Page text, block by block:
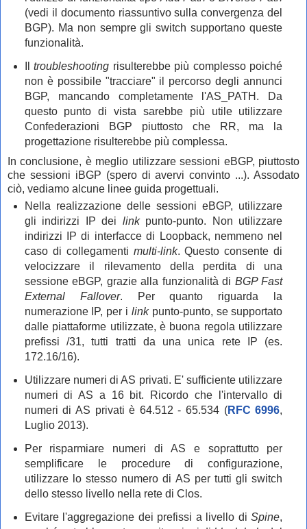
(vedi il documento riassuntivo sulla convergenza del
BGP). Ma non sempre gli switch supportano queste
funzionalità.
Iltroubleshooting risulterebbe più complesso poiché
non è possibile "tracciare" il percorso degli annunci
BGP, mancando completamente l'AS_PATH. Da
questo punto di vista sarebbe più utile utilizzare
Confederazioni BGP piuttosto che RR, ma la
progettazione risulterebbe più complessa.
In conclusione, è meglio utilizzare sessioni eBGP, piuttosto
che sessioni iBGP (spero di avervi convinto ...). Assodato
ciò, vediamo alcune linee guida progettuali.
Nella realizzazione delle sessioni eBGP, utilizzare
gli indirizzi IP dei linkpunto-punto. Non utilizzare
indirizzi IP di interfacce di Loopback, nemmeno nel
caso di collegamenti multi-link. Questo consente di
velocizzare il rilevamento della perdita di una
sessione eBGP, grazie alla funzionalità di BGP Fast
External Fallover. Per quanto riguarda la
numerazione IP, per i link punto-punto, se supportato
dalle piattaforme utilizzate, è buona regola utilizzare
prefissi /31, tutti tratti da una unica rete IP (es.
172.16/16).
Utilizzare numeri di AS privati. E' sufficiente utilizzare
numeri di AS a 16 bit. Ricordo che l'intervallo di
numeri di AS privati è 64.512 - 65.534 (RFC 6996,
Luglio 2013).
Per risparmiare numeri di AS e soprattutto per
semplificare le procedure di configurazione,
utilizzare lo stesso numero di AS per tutti gli switch
dello stesso livello nella rete di Clos.
Evitare l'aggregazione dei prefissi a livello diSpine,